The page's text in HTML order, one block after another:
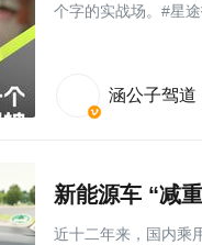
个字的实战场。#星
涵公子驾道
新能源车 “减
近十二年来，国内乘